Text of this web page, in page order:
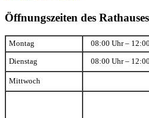
Öffnungszeiten des Rathauses
Montag 08:00 Uhr –
Dienstag 08:00 Uhr –
Mittwoch